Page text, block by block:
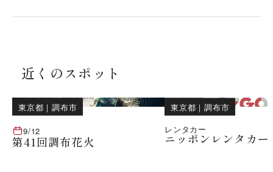
近くのスポット
東京都 ｜調布市
9/12
第41回調布花火
東京都 ｜調布市
レンタカー
ニッポンレンタカ